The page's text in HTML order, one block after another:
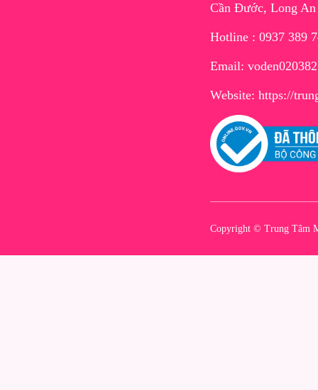
Cần Đước, Long An
Hotline : 0937 389
Email:
Website: https://
Copyright © Trung Tâm